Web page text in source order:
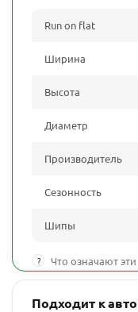
Run on flat
Ширина
Высота
Диаметр
Производитель
Сезонность
Шипы
? Что означают
Подходит к авто